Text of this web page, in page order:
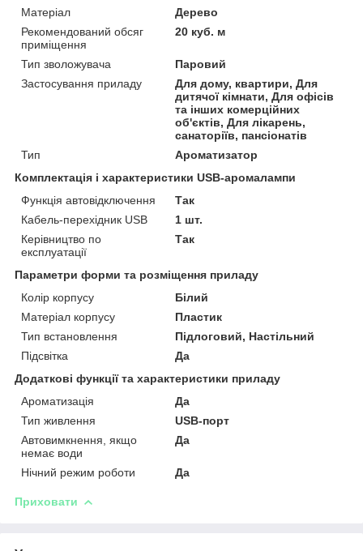
Матеріал
Дерево
Рекомендований обсяг
приміщення
20 куб. м
Тип зволожувача
Паровий
Застосування приладу
Для дому, квартири, Для
дитячої кімнати, Для офісів
та інших комерційних
об'єктів, Для лікарень,
санаторіїв, пансіонатів
Тип
Ароматизатор
Комплектація і характеристики USB-аромалампи
Функція автовідключення
Так
Кабель-перехідник USB
1 шт.
Керівництво по
експлуатації
Так
Параметри форми та розміщення приладу
Колір корпусу
Білий
Матеріал корпусу
Пластик
Тип встановлення
Підлоговий, Настільний
Підсвітка
Да
Додаткові функції та характеристики приладу
Ароматизація
Да
Тип живлення
USB-порт
Автовимкнення, якщо
немає води
Да
Нічний режим роботи Да
Приховати